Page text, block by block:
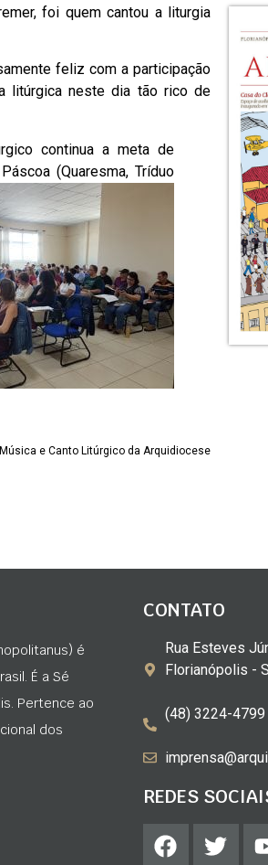
foi quem cantou a liturgia
feliz com a participação
litúrgica neste dia tão rico de
continua a meta de
(Quaresma, Tríduo
e Canto Litúrgico da Arquidiocese
é
É a Sé
Pertence ao
dos
CONTATO
Rua Esteves
Florianópolis -
(48) 3224-4799
REDES